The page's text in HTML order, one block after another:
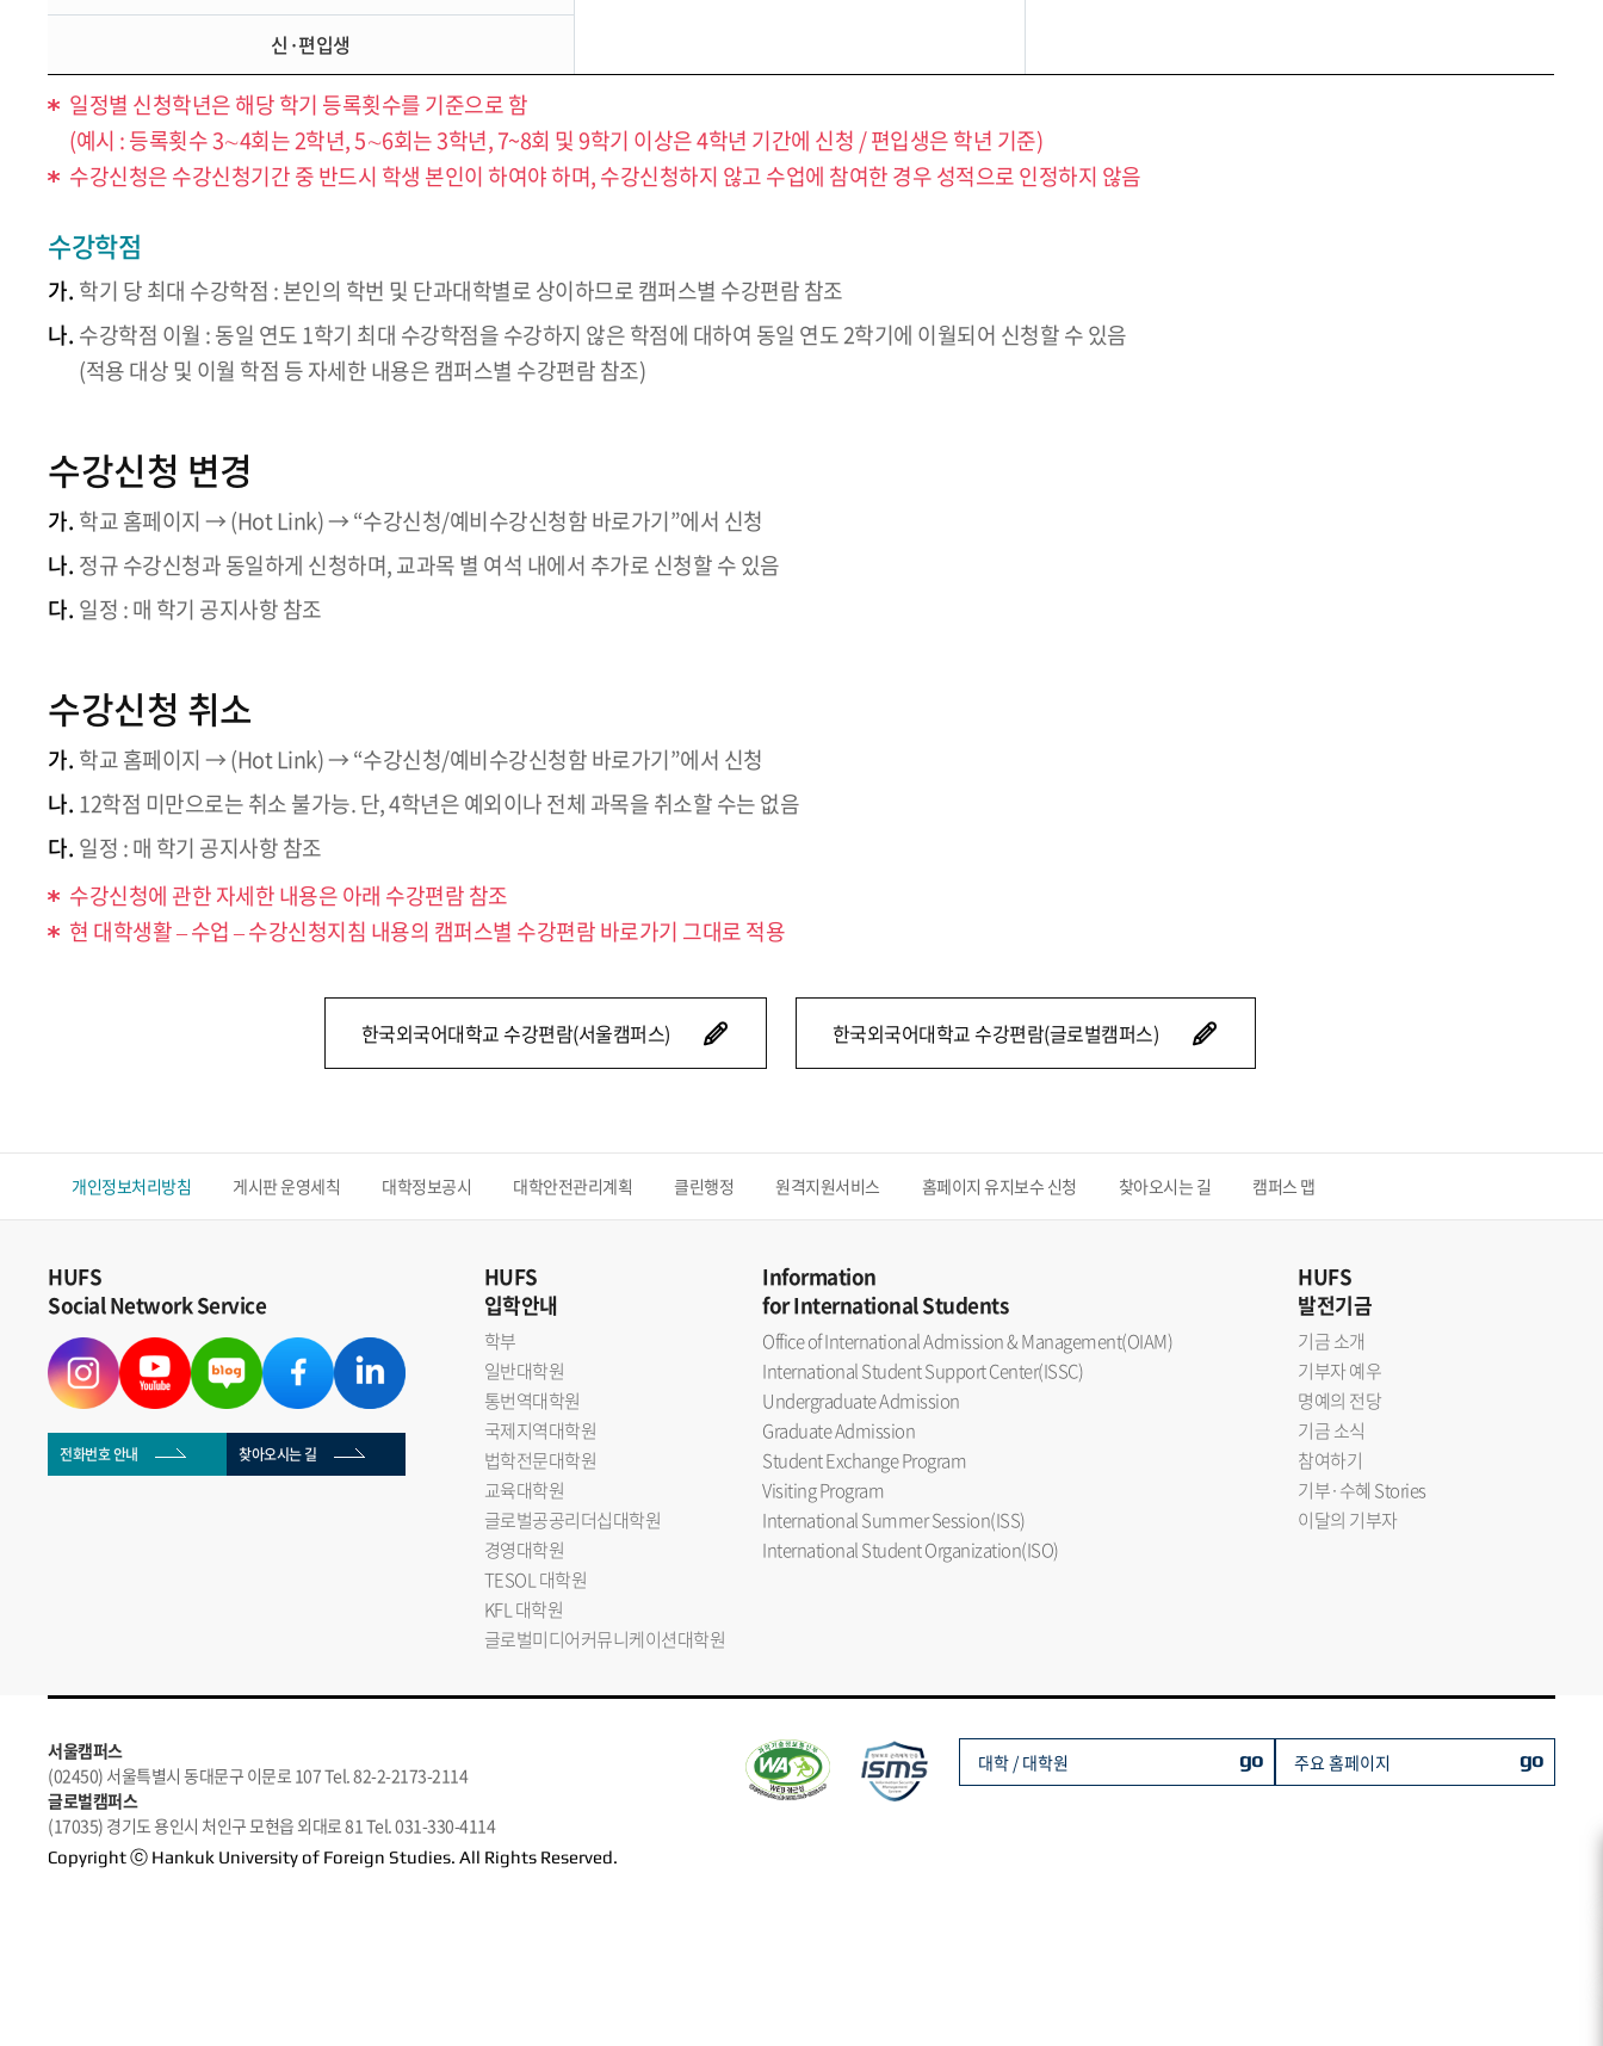
신·편입생
일정별 신청학년은 해당 학기 등록횟수를 기준으로 함
(예시 : 등록횟수 3∼4회는 2학년, 5∼6회는 3학년, 7~8회 및 9학기 이상은 4학년 기간에 신청 / 편입생은 학년 기준)
수강신청은 수강신청기간 중 반드시 학생 본인이 하여야 하며, 수강신청하지 않고 수업에 참여한 경우 성적으로 인정하지 않음
수강학점
가. 학기 당 최대 수강학점 : 본인의 학번 및 단과대학별로 상이하므로 캠퍼스별 수강편람 참조
나. 수강학점 이월 : 동일 연도 1학기 최대 수강학점을 수강하지 않은 학점에 대하여 동일 연도 2학기에 이월되어 신청할 수 있음
(적용 대상 및 이월 학점 등 자세한 내용은 캠퍼스별 수강편람 참조)
수강신청 변경
가. 학교 홈페이지 → (Hot Link) → “수강신청/예비수강신청함 바로가기”에서 신청
나. 정규 수강신청과 동일하게 신청하며, 교과목 별 여석 내에서 추가로 신청할 수 있음
다. 일정 : 매 학기 공지사항 참조
수강신청 취소
가. 학교 홈페이지 → (Hot Link) → “수강신청/예비수강신청함 바로가기”에서 신청
나. 12학점 미만으로는 취소 불가능. 단, 4학년은 예외이나 전체 과목을 취소할 수는 없음
다. 일정 : 매 학기 공지사항 참조
수강신청에 관한 자세한 내용은 아래 수강편람 참조
현 대학생활 – 수업 – 수강신청지침 내용의 캠퍼스별 수강편람 바로가기 그대로 적용
한국외국어대학교 수강편람(서울캠퍼스) 한국외국어대학교 수강편람(글로벌캠퍼스)
개인정보처리방침 게시판 운영세칙 대학정보공시 대학안전관리계획 클린행정 원격지원서비스 홈페이지 유지보수 신청 찾아오시는 길 캠퍼스 맵
HUFS
Social Network Service
전화번호 안내 찾아오시는 길
HUFS
입학안내
학부
일반대학원
통번역대학원
국제지역대학원
법학전문대학원
교육대학원
글로벌공공리더십대학원
경영대학원
TESOL 대학원
KFL 대학원
글로벌미디어커뮤니케이션대학원
Information
for International Students
Office of International Admission & Management(OIAM)
International Student Support Center(ISSC)
Undergraduate Admission
Graduate Admission
Student Exchange Program
Visiting Program
International Summer Session(ISS)
International Student Organization(ISO)
HUFS
발전기금
기금 소개
기부자 예우
명예의 전당
기금 소식
참여하기
기부·수혜 Stories
이달의 기부자
서울캠퍼스
(02450) 서울특별시 동대문구 이문로 107 Tel. 82-2-2173-2114
글로벌캠퍼스
(17035) 경기도 용인시 처인구 모현읍 외대로 81 Tel. 031-330-4114
Copyright ⓒ Hankuk University of Foreign Studies. All Rights Reserved.
대학 / 대학원 go 주요 홈페이지 go